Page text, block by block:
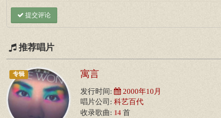
提交评论
推荐唱片
专辑 寓言
发行时间: 2000年10月
唱片公司: 科艺百代
收录歌曲: 14 首